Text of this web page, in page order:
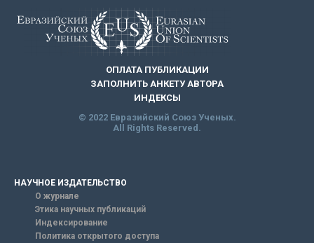
ОПЛАТА ПУБЛИКАЦИИ
ЗАПОЛНИТЬ АНКЕТУ АВТОРА
ИНДЕКСЫ
© 2022 Евразийский Союз Ученых.
All Rights Reserved.
НАУЧНОЕ ИЗДАТЕЛЬСТВО
О журнале
Этика научных публикаций
Индексирование
Политика открытого доступа